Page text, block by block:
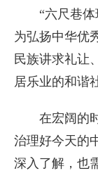
“六尺巷
为弘扬中华优
民族讲求礼让
居乐业的和谐
在宏阔的
治理好今天的
深入了解，也